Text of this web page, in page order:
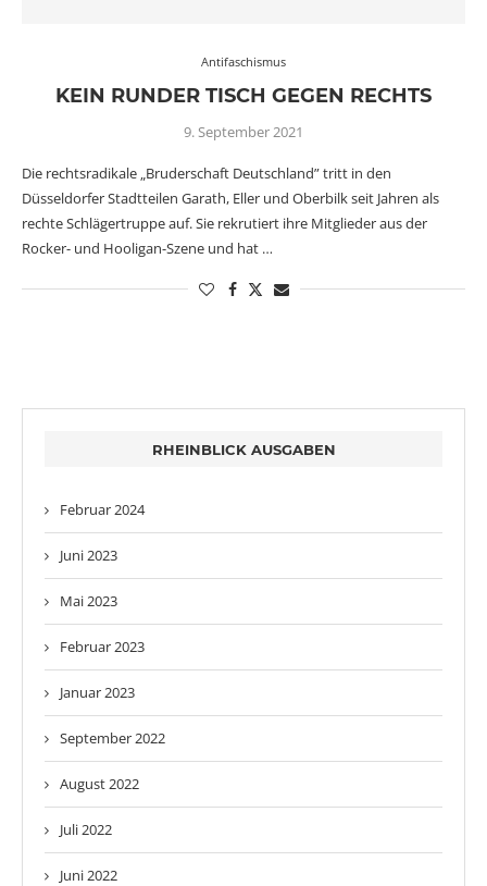
Antifaschismus
KEIN RUNDER TISCH GEGEN RECHTS
9. September 2021
Die rechtsradikale „Bruderschaft Deutschland” tritt in den
Düsseldorfer Stadtteilen Garath, Eller und Oberbilk seit Jahren als
rechte Schlägertruppe auf. Sie rekrutiert ihre Mitglieder aus der
Rocker- und Hooligan-Szene und hat …
RHEINBLICK AUSGABEN
Februar 2024
Juni 2023
Mai 2023
Februar 2023
Januar 2023
September 2022
August 2022
Juli 2022
Juni 2022